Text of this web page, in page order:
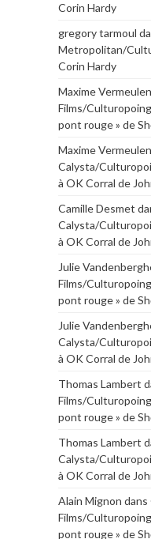
Corin Hardy
gregory tarmoul
Metropolitan/
Corin Hardy
Maxime Vermeulen
Films/
pont rouge » de
Maxime Vermeulen
Calysta/
à OK Corral de
Camille Desmet
Calysta/
à OK Corral de
Julie
Films/
pont rouge » de
Julie
Calysta/
à OK Corral de
Thomas Lambert
Films/
pont rouge » de
Thomas Lambert
Calysta/
à OK Corral de
Alain Mignon dans
Films/
pont rouge » de